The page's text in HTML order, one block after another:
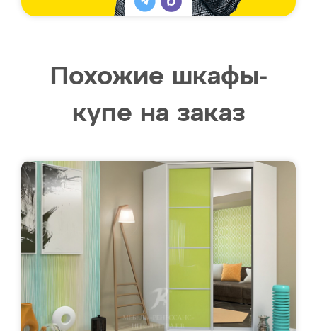
Похожие шкафы-
купе на заказ